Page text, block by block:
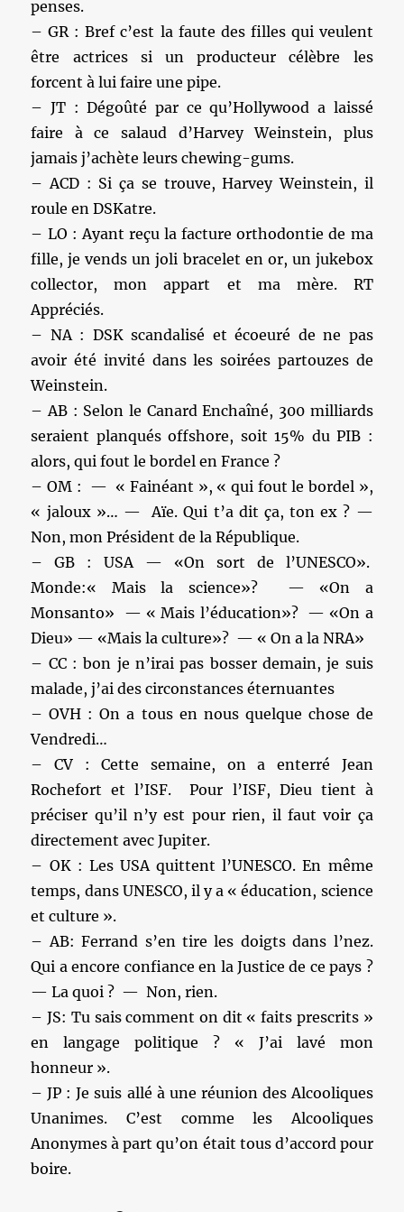
penses.
– GR : Bref c’est la faute des filles qui veulent
être actrices si un producteur célèbre les
forcent à lui faire une pipe.
– JT : Dégoûté par ce qu’Hollywood a laissé
faire à ce salaud d’Harvey Weinstein, plus
jamais j’achète leurs chewing-gums.
– ACD : Si ça se trouve, Harvey Weinstein, il
roule en DSKatre.
– LO : Ayant reçu la facture orthodontie de ma
fille, je vends un joli bracelet en or, un jukebox
collector, mon appart et ma mère. RT
Appréciés.
– NA : DSK scandalisé et écoeuré de ne pas
avoir été invité dans les soirées partouzes de
Weinstein.
– AB : Selon le Canard Enchaîné, 300 milliards
seraient planqués offshore, soit 15% du PIB :
alors, qui fout le bordel en France ?
– OM : — « Fainéant », « qui fout le bordel »,
« jaloux »… — Aïe. Qui t’a dit ça, ton ex ? —
Non, mon Président de la République.
– GB : USA — «On sort de l’UNESCO».
Monde:« Mais la science»? — «On a
Monsanto» — « Mais l’éducation»? — «On a
Dieu» — «Mais la culture»? — « On a la NRA»
– CC : bon je n’irai pas bosser demain, je suis
malade, j’ai des circonstances éternuantes
– OVH : On a tous en nous quelque chose de
Vendredi…
– CV : Cette semaine, on a enterré Jean
Rochefort et l’ISF. Pour l’ISF, Dieu tient à
préciser qu’il n’y est pour rien, il faut voir ça
directement avec Jupiter.
– OK : Les USA quittent l’UNESCO. En même
temps, dans UNESCO, il y a « éducation, science
et culture ».
– AB: Ferrand s’en tire les doigts dans l’nez.
Qui a encore confiance en la Justice de ce pays ?
— La quoi ? — Non, rien.
– JS: Tu sais comment on dit « faits prescrits »
en langage politique ? « J’ai lavé mon
honneur ».
– JP : Je suis allé à une réunion des Alcooliques
Unanimes. C’est comme les Alcooliques
Anonymes à part qu’on était tous d’accord pour
boire.